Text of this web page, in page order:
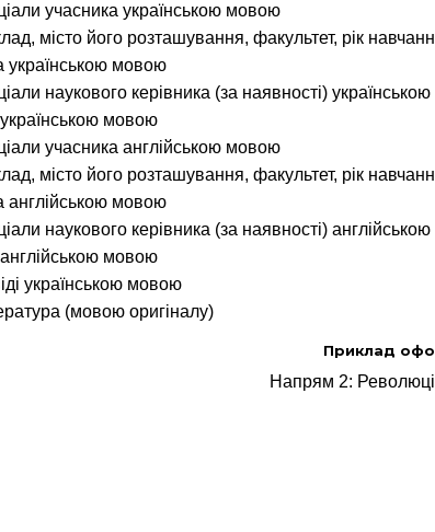
учасника українською мовою
місто його розташування, факультет, рік
українською мовою
наукового керівника (за наявності)
мовою
учасника англійською мовою
місто його розташування, факультет, рік
англійською мовою
наукового керівника (за наявності)
мовою
українською мовою
(мовою оригіналу)
Приклад
Напрям 2: